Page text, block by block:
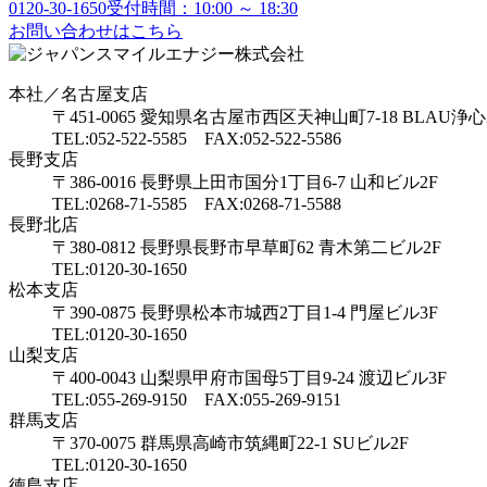
0120-30-1650受付時間：10:00 ～ 18:30
お問い合わせはこちら
本社／名古屋支店
〒451-0065 愛知県名古屋市西区天神山町7-18 BLAU浄
TEL:052-522-5585 FAX:052-522-5586
長野支店
〒386-0016 長野県上田市国分1丁目6-7 山和ビル2F
TEL:0268-71-5585 FAX:0268-71-5588
長野北店
〒380-0812 長野県長野市早草町62 青木第二ビル2F
TEL:0120-30-1650
松本支店
〒390-0875 長野県松本市城西2丁目1-4 門屋ビル3F
TEL:0120-30-1650
山梨支店
〒400-0043 山梨県甲府市国母5丁目9-24 渡辺ビル3F
TEL:055-269-9150 FAX:055-269-9151
群馬支店
〒370-0075 群馬県高崎市筑縄町22-1 SUビル2F
TEL:0120-30-1650